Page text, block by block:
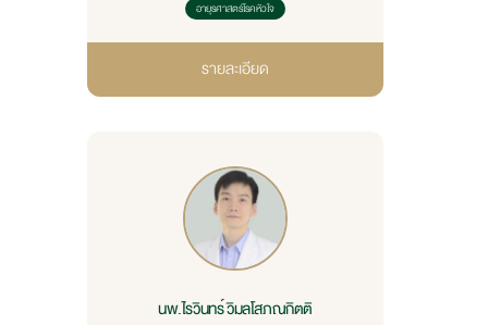
อายุรศาสตร์โรคหัวใจ
รายละเอียด
นพ.ไรวินทร์ วิมลโสภณกิตติ